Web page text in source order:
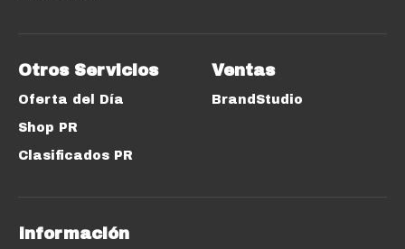
Otros Servicios
Oferta del Día
Shop PR
Clasificados PR
Ventas
BrandStudio
Información